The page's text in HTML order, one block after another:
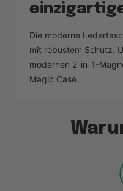
Die moderne
mit robustem Schutz.
modernen 2-in-1-
Magic Case.